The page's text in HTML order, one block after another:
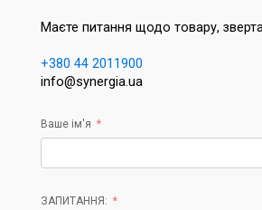
Маєте питання щодо товару,
+380 44 2011900
info@synergia.ua
Ваше ім'я
ЗАПИТАННЯ: